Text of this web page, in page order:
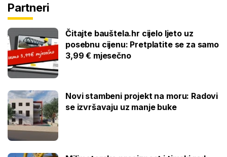
Partneri
Čitajte bauštela.hr cijelo ljeto uz
posebnu cijenu: Pretplatite se za samo
3,99 € mjesečno
Novi stambeni projekt na moru: Radovi
se izvršavaju uz manje buke